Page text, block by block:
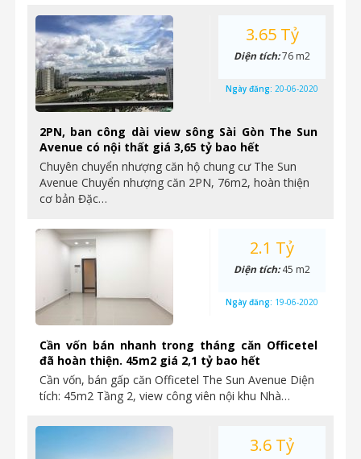
2PN, ban công dài view sông Sài Gòn The Sun
Avenue có nội thất giá 3,65 tỷ bao hết
Chuyên chuyển nhượng căn hộ chung cư The Sun
Avenue Chuyển nhượng căn 2PN, 76m2, hoàn thiện
cơ bản Đặc…
3.65 Tỷ
Diện tích:76 m2
Ngày đăng: 20-06-2020
Cần vốn bán nhanh trong tháng căn Officetel
đã hoàn thiện. 45m2 giá 2,1 tỷ bao hết
Cần vốn, bán gấp căn Officetel The Sun Avenue Diện
tích: 45m2 Tầng 2, view công viên nội khu Nhà…
2.1 Tỷ
Diện tích:45 m2
Ngày đăng: 19-06-2020
3.6 Tỷ